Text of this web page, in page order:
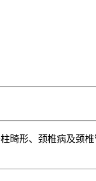
畸形、颈椎病及颈